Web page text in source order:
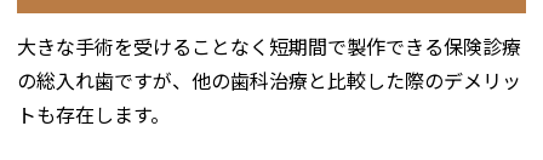
大きな手術を受けることなく短期間で製作できる保険診療
の総入れ歯ですが、他の歯科治療と比較した際のデメリッ
トも存在します。